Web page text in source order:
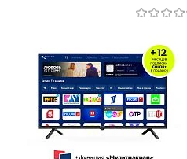
Купить в 1 клик К сравнению
В избранное Под заказ